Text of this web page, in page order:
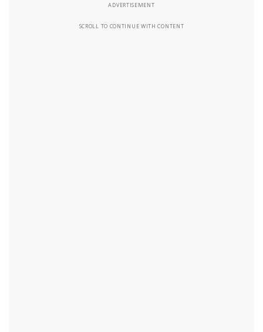
ADVERTISEMENT
SCROLL TO CONTINUE WITH CONTENT